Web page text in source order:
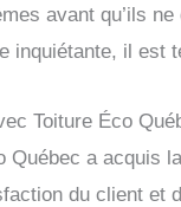
avant qu’ils
inquiétante, il est
Toiture Éco
a acquis
du client et